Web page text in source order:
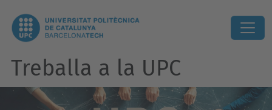
Treballa a la UPC